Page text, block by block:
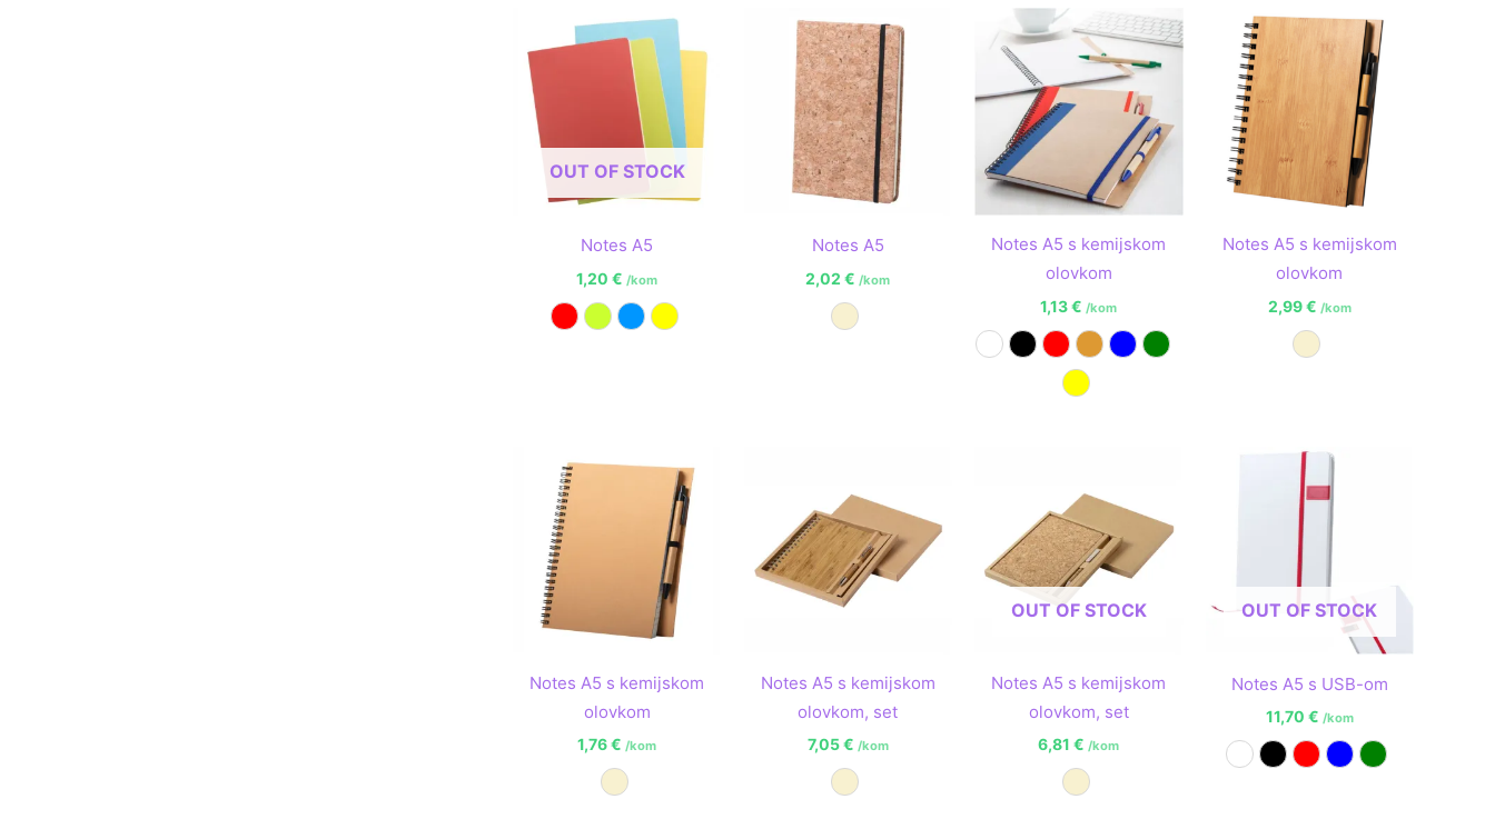
OUT OF STOCK
Notes A5
1,20€ /kom
CrvenaLimeta zelena
Svijetlo plava
Žuta
Notes A5
2,02€ /kom
Prirodna
Notes A5 s kemijskom
olovkom
1,13€ /kom
BijelaCrnaCrvenaNarančasta
PlavaZelena
Žuta
Notes A5 s kemijskom
olovkom
2,99€ /kom
Prirodna
Notes A5 s kemijskom
olovkom
1,76€ /kom
Prirodna
Notes A5 s kemijskom
olovkom, set
7,05€ /kom
Prirodna
OUT OF STOCK
Notes A5 s kemijskom
olovkom, set
6,81€ /kom
Prirodna
OUT OF STOCK
Notes A5 s USB-om
11,70 € /kom
BijelaCrnaCrvena
PlavaZelena